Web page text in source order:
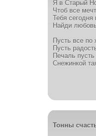
Я в Старый
Чтоб все
Тебя
Найди
Пусть все по
Пусть
Печаль
Снежинкой
Тонны